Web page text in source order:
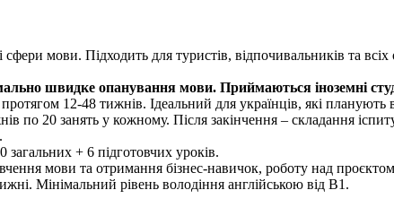
мови. Підходить для туристів, відпочивальників та
швидке опанування мови. Приймаються іноземні
12-48 тижнів. Ідеальний для українців, які планують
по 20 занять у кожному. Після закінчення – складання
+ 6 підготовчих уроків.
мови та отримання бізнес-навичок, роботу над
Мінімальний рівень володіння англійською від В1.